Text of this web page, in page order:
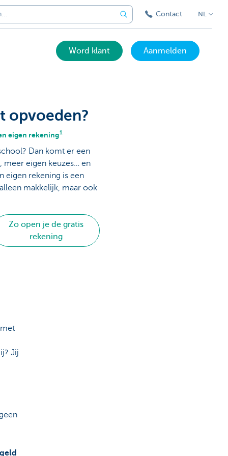
Contact NL
Word klant Aanmelden
opvoeden?
eigen rekening1
Dan komt er een
, meer eigen keuzes… en
eigen rekening is een
makkelijk, maar ook
Zo open je de gratis
rekening
Jij